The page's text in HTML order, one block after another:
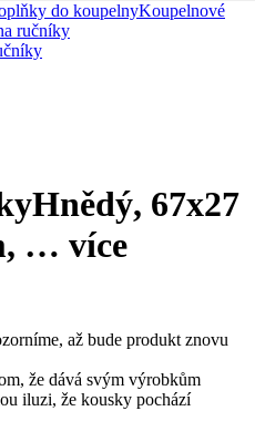
do koupelnyKoupelnové
ručníky
Hnědý, 67x27
, … více
až bude produkt znovu
že dává svým výrobkům
iluzi, že kousky pochází